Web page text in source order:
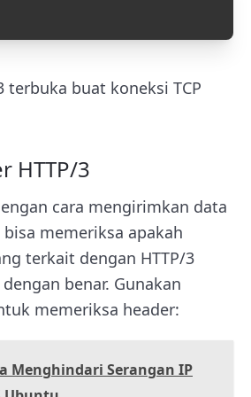
terbuka buat koneksi TCP
HTTP/3
cara mengirimkan data
memeriksa apakah
terkait dengan HTTP/3
benar. Gunakan
memeriksa header:
Menghindari Serangan IP